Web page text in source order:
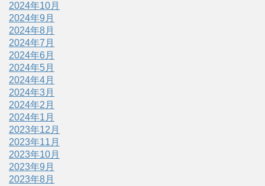
2024年10月
2024年9月
2024年8月
2024年7月
2024年6月
2024年5月
2024年4月
2024年3月
2024年2月
2024年1月
2023年12月
2023年11月
2023年10月
2023年9月
2023年8月